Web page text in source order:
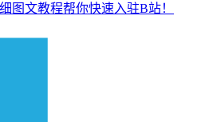
图文教程帮你快速入驻B站！